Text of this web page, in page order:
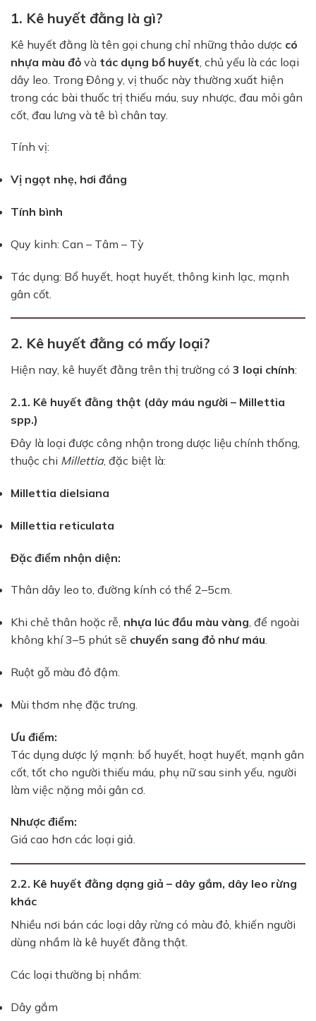
1. Kê huyết đằng là gì?
Kê huyết đằng là tên gọi chung chỉ những thảo dược có
nhựa màu đỏ và tác dụng bổ huyết , chủ yếu là các loại
dây leo. Trong Đông y, vị thuốc này thường xuất hiện
trong các bài thuốc trị thiếu máu, suy nhược, đau mỏi gân
cốt, đau lưng và tê bì chân tay.
Tính vị:
Vị ngọt nhẹ, hơi đắng
Tính bình
Quy kinh: Can – Tâm – Tỳ
Tác dụng: Bổ huyết, hoạt huyết, thông kinh lạc, mạnh
gân cốt.
2. Kê huyết đằng có mấy loại?
Hiện nay, kê huyết đằng trên thị trường có 3 loại chính:
2.1. Kê huyết đằng thật (dây máu người – Millettia
spp.)
Đây là loại được công nhận trong dược liệu chính thống,
thuộc chi Millettia, đặc biệt là:
Millettia dielsiana
Millettia reticulata
Đặc điểm nhận diện:
Thân dây leo to, đường kính có thể 2–5cm.
Khi chẻ thân hoặc rễ, nhựa lúc đầu màu vàng, để ngoài
không khí 3–5 phút sẽ chuyển sang đỏ như máu.
Ruột gỗ màu đỏ đậm.
Mùi thơm nhẹ đặc trưng.
Ưu điểm:
Tác dụng dược lý mạnh: bổ huyết, hoạt huyết, mạnh gân
cốt, tốt cho người thiếu máu, phụ nữ sau sinh yếu, người
làm việc nặng mỏi gân cơ.
Nhược điểm:
Giá cao hơn các loại giả.
2.2. Kê huyết đằng dạng giả – dây gắm, dây leo rừng
khác
Nhiều nơi bán các loại dây rừng có màu đỏ, khiến người
dùng nhầm là kê huyết đằng thật.
Các loại thường bị nhầm:
Dây gắm